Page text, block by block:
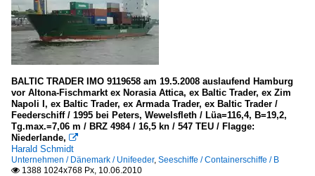
BALTIC TRADER IMO 9119658 am 19.5.2008 auslaufend Hamburg
vor Altona-Fischmarkt ex Norasia Attica, ex Baltic Trader, ex Zim
Napoli I, ex Baltic Trader, ex Armada Trader, ex Baltic Trader /
Feederschiff / 1995 bei Peters, Wewelsfleth / Lüa=116,4, B=19,2,
Tg.max.=7,06 m / BRZ 4984 / 16,5 kn / 547 TEU / Flagge:
Niederlande, 
Harald Schmidt
Unternehmen / Dänemark / Unifeeder, Seeschiffe / Containerschiffe / B
 1388 1024x768 Px, 10.06.2010